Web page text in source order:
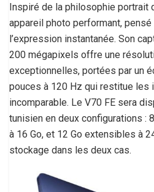
Inspiré de la philosophie portrait
appareil photo performant,
l’expression instantanée. Son
200 mégapixels offre une
exceptionnelles, portées par un
pouces à 120 Hz qui restitue les
incomparable. Le V70 FE sera
tunisien en deux configurations :
à 16 Go, et 12 Go extensibles à
stockage dans les deux cas.